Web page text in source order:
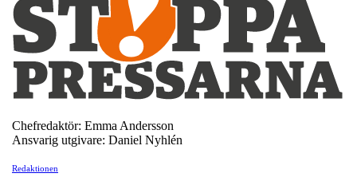
Chefredaktör: Emma Andersson
Ansvarig utgivare: Daniel Nyhlén
Redaktionen